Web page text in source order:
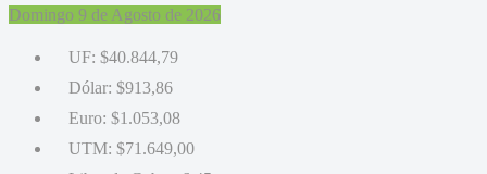
Domingo 9 de Agosto de 2026
UF: $40.844,79
Dólar: $913,86
Euro: $1.053,08
UTM: $71.649,00